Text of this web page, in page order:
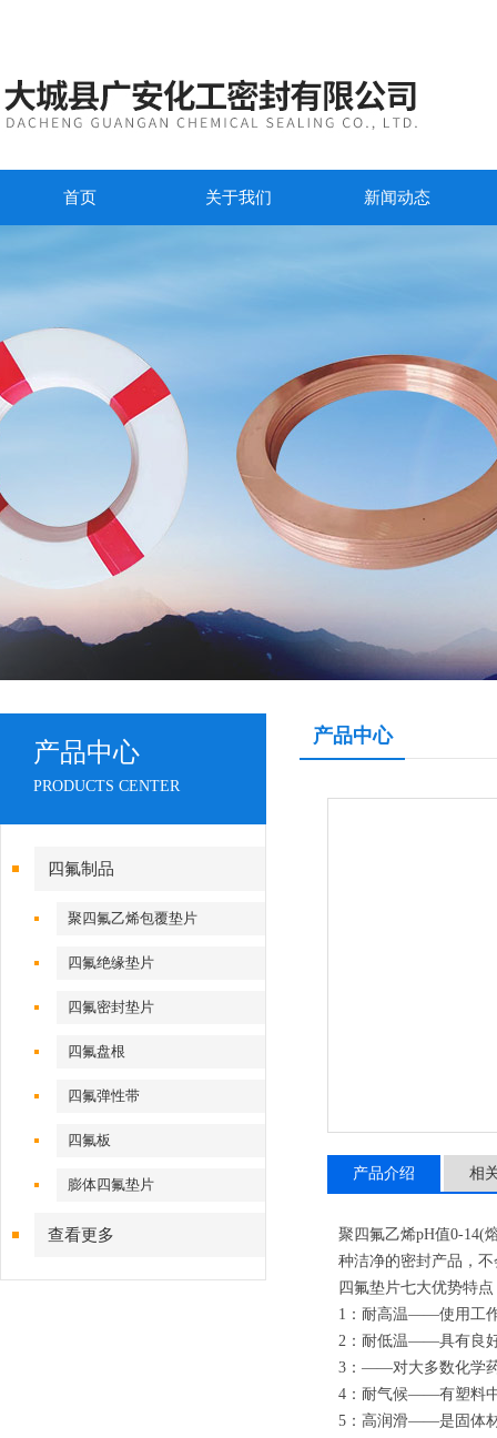
首页 关于我们 新闻动态
产品中心
PRODUCTS CENTER
四氟制品
聚四氟乙烯包覆垫片
四氟绝缘垫片
四氟密封垫片
四氟盘根
四氟弹性带
四氟板
膨体四氟垫片
查看更多
产品中心
产品介绍 相
聚四氟乙烯pH值0-14(
种洁净的密封产品，
四氟垫片七大优势特点
1：耐高温——使用工
2：耐低温——具有良
3：——对大多数化学
4：耐气候——有塑料
5：高润滑——是固体